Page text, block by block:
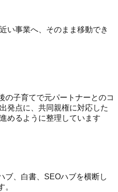
い事業へ、そのまま移動でき
の子育てで元パートナーとのコ
発点に、共同親権に対応した
めるように整理しています
ブ、白書、SEOハブを横断し
。